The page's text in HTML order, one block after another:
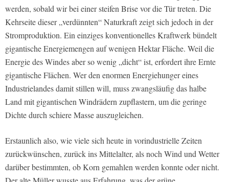
werden, sobald wir bei einer steifen Brise vor die Tür treten. Die
Kehrseite dieser „verdünnten“ Naturkraft zeigt sich jedoch in der
Stromproduktion. Ein einziges konventionelles Kraftwerk bündelt
gigantische Energiemengen auf wenigen Hektar Fläche. Weil die
Energie des Windes aber so wenig „dicht“ ist, erfordert ihre Ernte
gigantische Flächen. Wer den enormen Energiehunger eines
Industrielandes damit stillen will, muss zwangsläufig das halbe
Land mit gigantischen Windrädern zupflastern, um die geringe
Dichte durch schiere Masse auszugleichen.
Erstaunlich also, wie viele sich heute in vorindustrielle Zeiten
zurückwünschen, zurück ins Mittelalter, als noch Wind und Wetter
darüber bestimmten, ob Korn gemahlen werden konnte oder nicht.